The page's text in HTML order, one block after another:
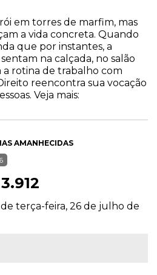
em torres de marfim, mas
a vida concreta. Quando
que por instantes, a
na calçada, no salão
rotina de trabalho com
reencontra sua vocação
Veja mais:
AMANHECIDAS
terça-feira, 26 de julho de